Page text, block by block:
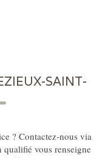
SAINT-
? Contactez-nous via
vous renseigne